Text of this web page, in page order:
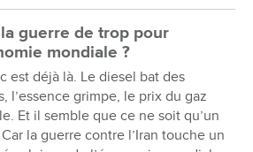
guerre de trop pour
mondiale ?
est déjà là. Le diesel bat des
l’essence grimpe, le prix du gaz
Et il semble que ce ne soit qu’un
la guerre contre l’Iran touche un